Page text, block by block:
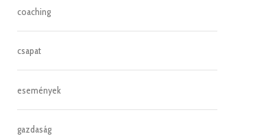
coaching
csapat
események
gazdaság